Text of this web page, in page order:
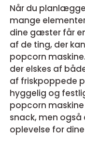
Når du
mange
dine gæster får
af de ting, der
popcorn
der elskes af
af friskpoppede
hyggelig og
popcorn
snack, men
oplevelse for